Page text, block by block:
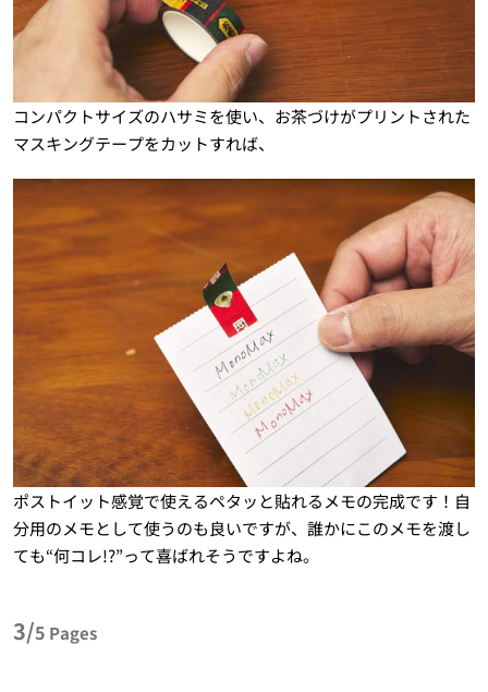
コンパクトサイズのハサミを使い、お茶づけがプリントされた
マスキングテープをカットすれば、
ポストイット感覚で使えるペタッと貼れるメモの完成です！自
分用のメモとして使うのも良いですが、誰かにこのメモを渡し
ても“何コレ!?”って喜ばれそうですよね。
3/5 Pages